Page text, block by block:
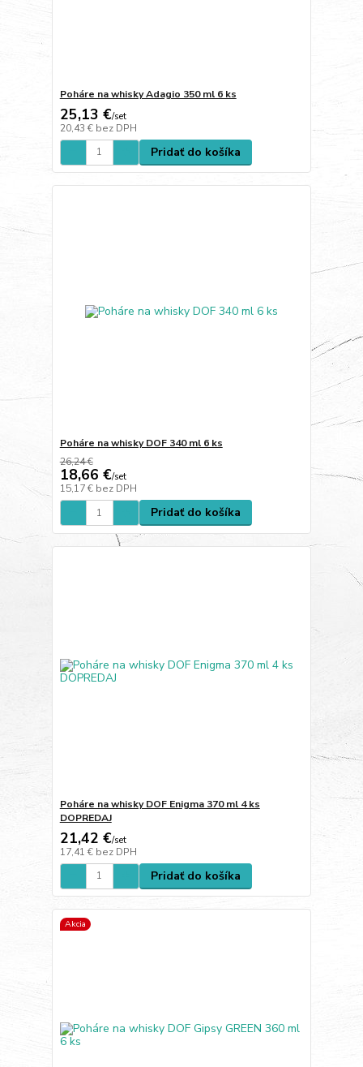
Poháre na whisky Adagio 350 ml 6 ks
25,13 €/set
20,43 € bez DPH
Pridať do košíka
Poháre na whisky DOF 340 ml 6 ks
26,24 €
18,66 €/set
15,17 € bez DPH
Pridať do košíka
Poháre na whisky DOF Enigma 370 ml 4 ks
DOPREDAJ
21,42 €/set
17,41 € bez DPH
Pridať do košíka
Akcia